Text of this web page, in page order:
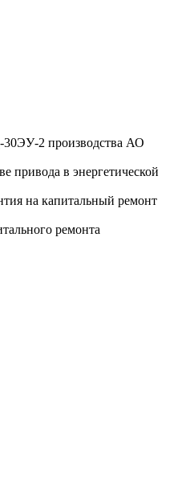
2 производства АО
привода в энергетической
на капитальный ремонт
ремонта